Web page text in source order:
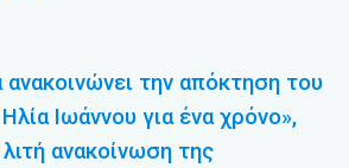
την απόκτηση του
Ιωάννου για ένα χρόνο»,
ανακοίνωση της